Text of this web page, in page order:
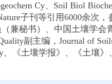
Cy、Soil Biol
子刊等引用6000余次
兼秘书）、中国土壤学会
副主编，Journal of
、《土壤学报》、《土壤